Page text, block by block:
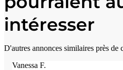
intéresser
D'autres annonces similaires près de
Vanessa F.